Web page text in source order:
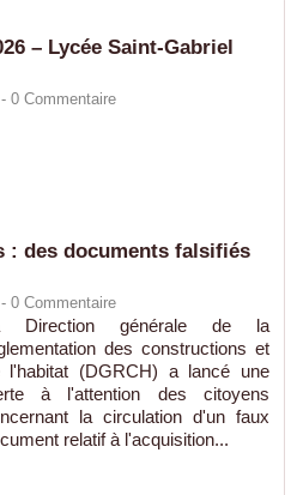
– Lycée Saint-Gabriel
0 Commentaire
: des documents falsifiés
0 Commentaire
Direction générale de la
des constructions et
l'habitat (DGRCH) a lancé une
à l'attention des citoyens
la circulation d'un faux
relatif à l'acquisition...